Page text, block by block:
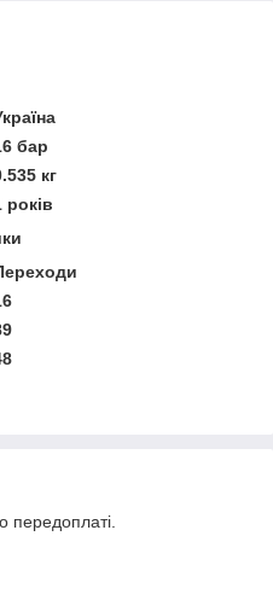
бар
кг
років
передоплаті.